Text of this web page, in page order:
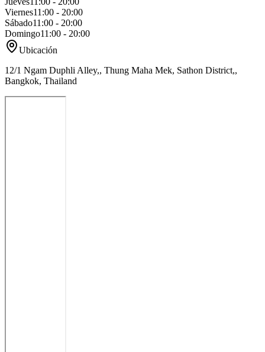
Viernes11:00 - 20:00
Sábado11:00 - 20:00
Domingo11:00 - 20:00
Ubicación
12/1 Ngam Duphli Alley,, Thung Maha Mek, Sathon District,,
Bangkok, Thailand